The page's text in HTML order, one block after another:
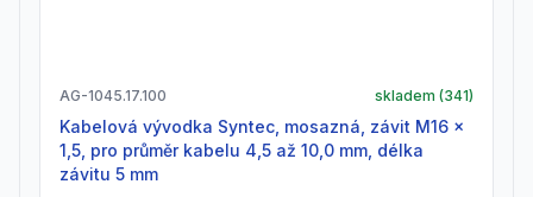
AG-1045.17.100 skladem (341)
Kabelová vývodka Syntec, mosazná, závit M16 x
1,5, pro průměr kabelu 4,5 až 10,0 mm, délka
závitu 5 mm